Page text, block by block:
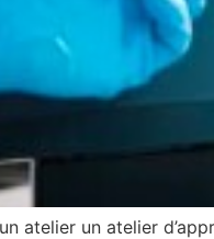
atelier un atelier